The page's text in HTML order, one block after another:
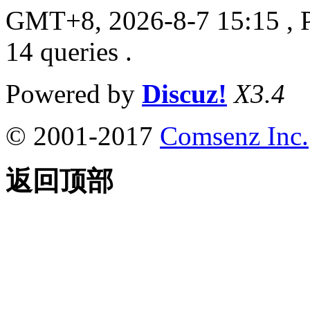
GMT+8, 2026-8-7 15:15 ,
14 queries .
Powered by Discuz! X3.4
© 2001-2017 Comsenz Inc.
返回顶部